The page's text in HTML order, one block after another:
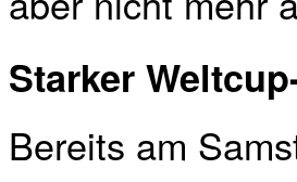
Starker
Bereits am